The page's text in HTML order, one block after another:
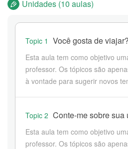
Unidades (10 aulas)
Topic 1 Você gosta de viajar?
Esta aula tem como objetivo
professor. Os tópicos são
à vontade para sugerir novos
Topic 2 Conte-me sobre sua
Esta aula tem como objetivo
professor. Os tópicos são